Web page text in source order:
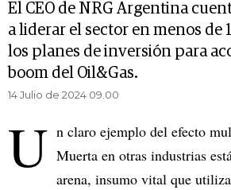
El CEO de NRG Argentina
a liderar el sector en menos de
los planes de inversión para
boom del Oil&Gas.
14 Julio de 2024 09.00
U n claro ejemplo del efecto
Muerta en otras industrias
arena, insumo vital que